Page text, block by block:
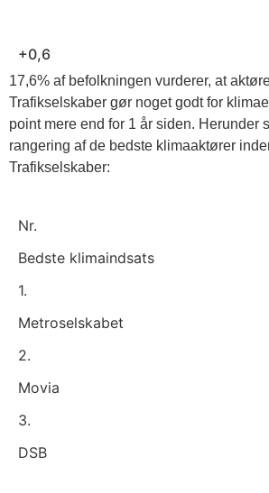
+0,6
17,6% af befolkningen vurderer, at
Trafikselskaber gør noget godt for
point mere end for 1 år siden. Herunder
rangering af de bedste klimaaktører
Trafikselskaber:
Nr.
Bedste klimaindsats
1.
Metroselskabet
2.
Movia
3.
DSB